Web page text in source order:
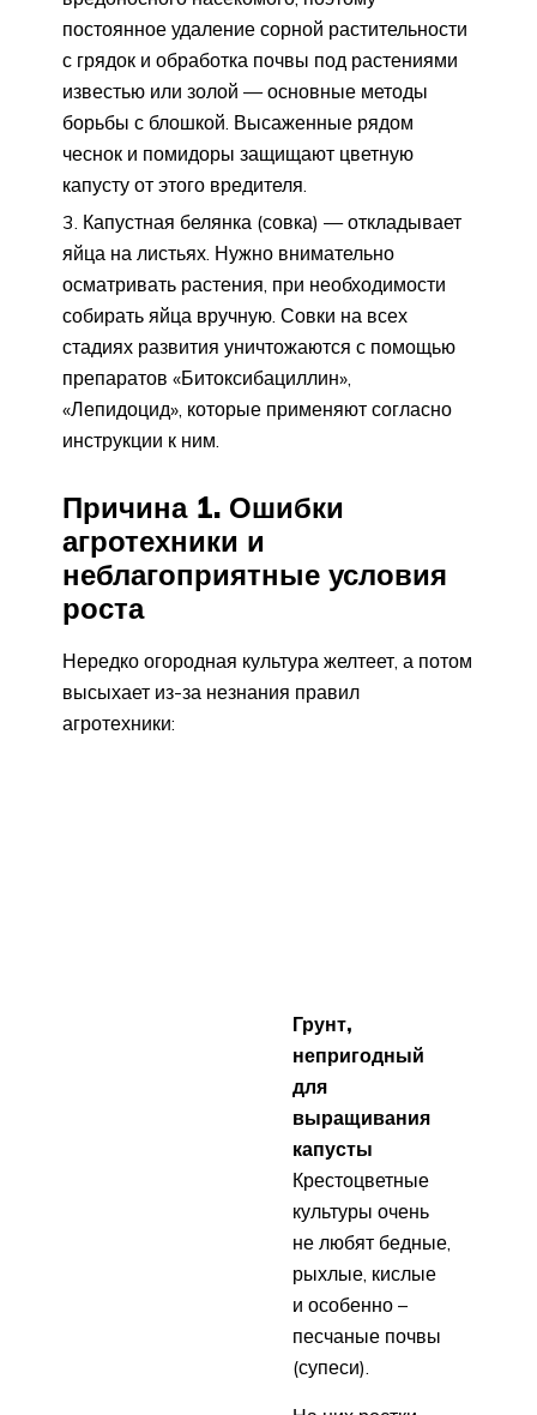
постоянное удаление сорной растительности
с грядок и обработка почвы под растениями
известью или золой — основные методы
борьбы с блошкой. Высаженные рядом
чеснок и помидоры защищают цветную
капусту от этого вредителя.
Капустная белянка (совка) — откладывает
яйца на листьях. Нужно внимательно
осматривать растения, при необходимости
собирать яйца вручную. Совки на всех
стадиях развития уничтожаются с помощью
препаратов «Битоксибациллин»,
«Лепидоцид», которые применяют согласно
инструкции к ним.
Причина 1. Ошибки
агротехники и
неблагоприятные условия
роста
Нередко огородная культура желтеет, а потом
высыхает из-за незнания правил
агротехники:
Грунт,
непригодный
для
выращивания
капусты
Крестоцветные
культуры очень
не любят бедные,
рыхлые, кислые
и особенно –
песчаные почвы
(супеси).